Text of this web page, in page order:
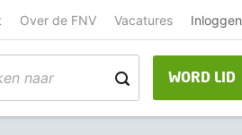
Over de FNV Vacatures Inloggen
WORD LID